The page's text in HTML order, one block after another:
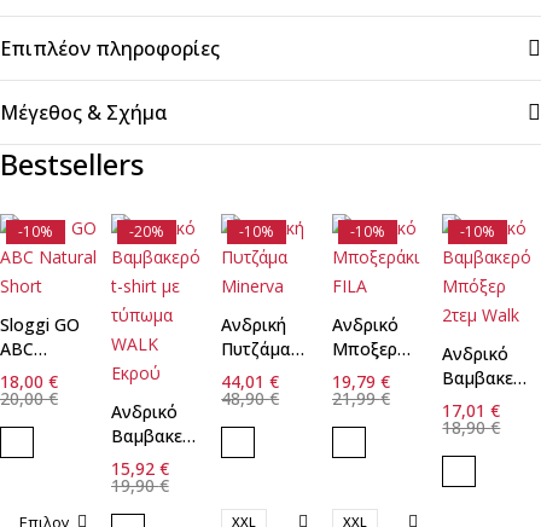
Επιπλέον πληροφορίες
Μέγεθος & Σχήμα
Bestsellers
-10%
Sloggi GO
ABC
Natural
Short
20,00€
18,00 €
Επιλογ
-20%
Ανδρικό
Βαμβακερό
t-shirt με
τύπωμα
WALK
19,90€
15,92 €
-10%
Ανδρική
Πυτζάμα
Minerva
48,90€
44,01€
XXL
-10%
Ανδρικό
Μποξεράκι
FILA
21,99€
19,79 €
XXL
-10%
Ανδρικό
Βαμβακερό
Μπόξερ
2τεμ Walk
18,90€
17,01€